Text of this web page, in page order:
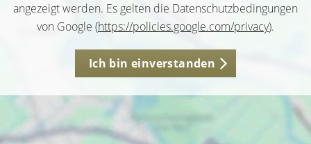
angezeigt werden. Es gelten die Datenschutzbedingungen
von Google (https://policies.google.com/privacy).
Ich bin einverstanden